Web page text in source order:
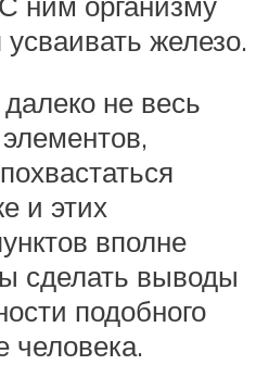
усваивать железо.
не весь
и этих
вполне
сделать выводы
подобного
человека.